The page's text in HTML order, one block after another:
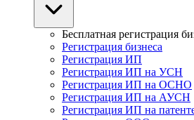
Бесплатная регистрация
Регистрация бизнеса
Регистрация ИП
Регистрация ИП на УСН
Регистрация ИП на ОСНО
Регистрация ИП на АУСН
Регистрация ИП на